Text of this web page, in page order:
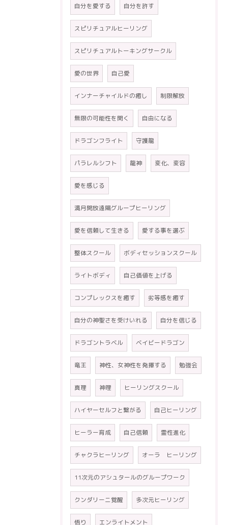
自分を愛する 自分を許す
スピリチュアルヒーリング
スピリチュアルトーキングサークル
愛の世界 自己愛
インナーチャイルドの癒し 制限解放
無限の可能性を開く 自由になる
ドラゴンフライト 守護龍
パラレルシフト 龍神 変化、変容
愛を感じる
満月開放遠隔グループヒーリング
愛を信頼して生きる 愛する事を選ぶ
整体スクール ボディセッションスクール
ライトボディ 自己価値を上げる
コンプレックスを癒す 劣等感を癒す
自分の神聖さを受けいれる 自分を信じる
ドラゴントラベル ベイビードラゴン
竜王 神性、女神性を発揮する 勉強会
真理 神理 ヒーリングスクール
ハイヤーセルフと繋がる 自己ヒーリング
ヒーラー育成 自己信頼 霊性進化
チャクラヒーリング オーラ ヒーリング
11次元のアシュタールのグループワーク
クンダリーニ覚醒 多次元ヒーリング
悟り エンライトメント